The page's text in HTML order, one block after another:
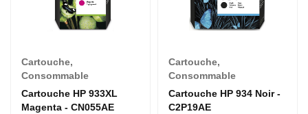
Cartouche,
Consommable
Cartouche HP 933XL
Magenta - CN055AE
Cartouche,
Consommable
Cartouche HP 934 Noir -
C2P19AE